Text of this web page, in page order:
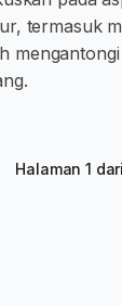
termasuk
Halaman 1